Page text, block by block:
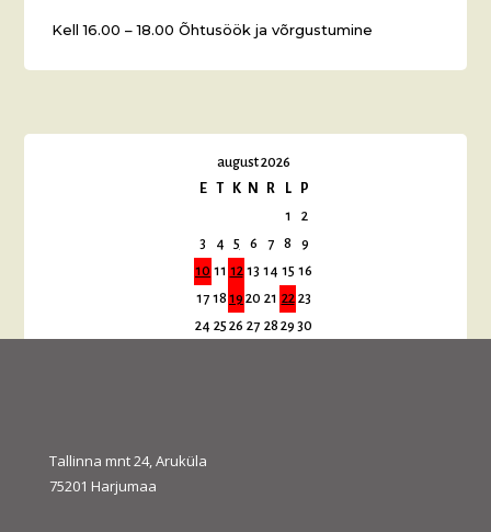
Kell 16.00 – 18.00 Õhtusöök ja võrgustumine
august 2026
E
T K N R L
P
1
2
3
4 5 6 7 8
9
10 11 12 13 14 15 16
17 18 19 20 21 22 23
24 25 26 27 28 29 30
Tallinna mnt 24, Aruküla
75201 Harjumaa